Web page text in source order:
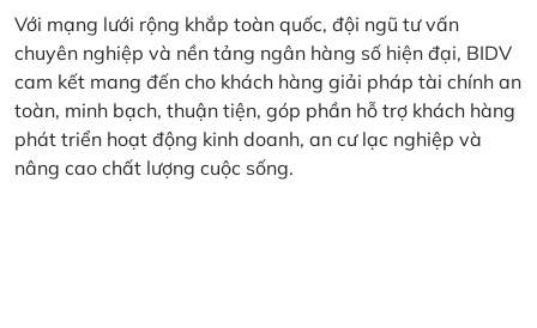
Với mạng lưới rộng khắp toàn quốc, đội ngũ tư vấn
chuyên nghiệp và nền tảng ngân hàng số hiện đại, BIDV
cam kết mang đến cho khách hàng giải pháp tài chính an
toàn, minh bạch, thuận tiện, góp phần hỗ trợ khách hàng
phát triển hoạt động kinh doanh, an cư lạc nghiệp và
nâng cao chất lượng cuộc sống.